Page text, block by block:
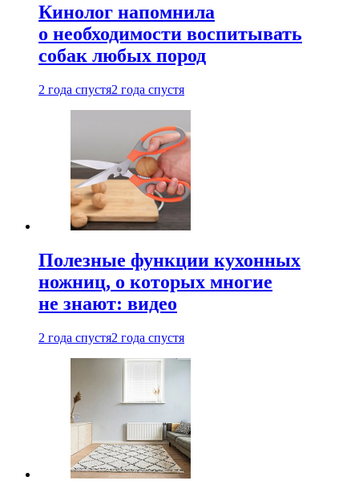
Кинолог напомнила
о необходимости воспитывать
собак любых пород
2 года спустя2 года спустя
Полезные функции кухонных
ножниц, о которых многие
не знают: видео
2 года спустя2 года спустя